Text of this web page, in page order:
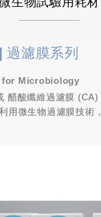
濾膜系列
for Microbiology
醋酸纖維過濾膜 (CA)
用微生物過濾膜技術